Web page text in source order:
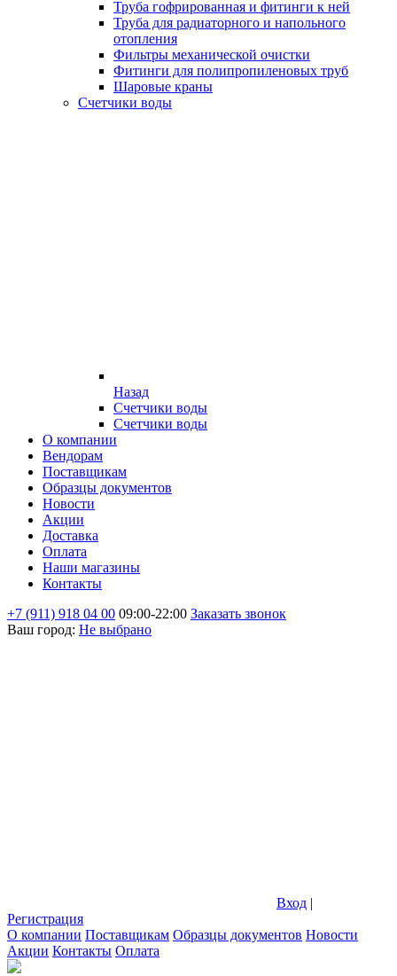
Труба гофрированная и фитинги к ней
Труба для радиаторного и напольного
отопления
Фильтры механической очистки
Фитинги для полипропиленовых труб
Шаровые краны
Счетчики воды
Назад
Счетчики воды
Счетчики воды
О компании
Вендорам
Поставщикам
Образцы документов
Новости
Акции
Доставка
Оплата
Наши магазины
Контакты
+7 (911) 918 04 00 09:00-22:00 Заказать звонок
Ваш город: Не выбрано
Вход |
Регистрация
О компании Поставщикам Образцы документов Новости
Акции Контакты Оплата